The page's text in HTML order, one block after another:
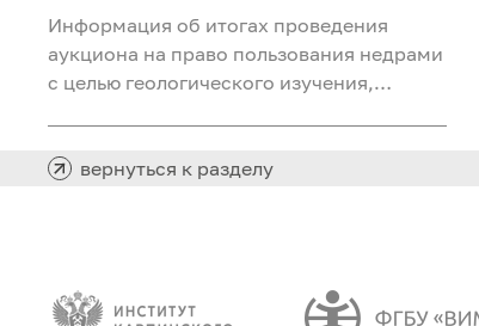
месторождения» в Курганской области
Информация об итогах проведения
аукциона на право пользования недрами
с целью геологического изучения,
«Южно-Хангокуртский» в Ханты-
вернуться к разделу